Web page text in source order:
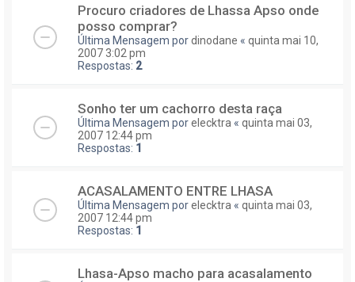
Procuro criadores de Lhassa Apso onde
posso comprar?
Última Mensagem pordinodane « quinta mai 10,
2007 3:02 pm
Respostas: 2
Sonho ter um cachorro desta raça
Última Mensagem porelecktra « quinta mai 03,
2007 12:44 pm
Respostas: 1
ACASALAMENTO ENTRE LHASA
Última Mensagem porelecktra « quinta mai 03,
2007 12:44 pm
Respostas: 1
Lhasa-Apso macho para acasalamento